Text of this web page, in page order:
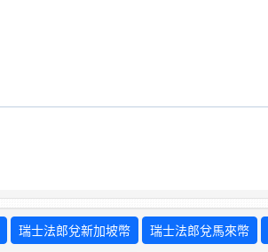
瑞士法郎兌新加坡幣 瑞士法郎兌馬來幣